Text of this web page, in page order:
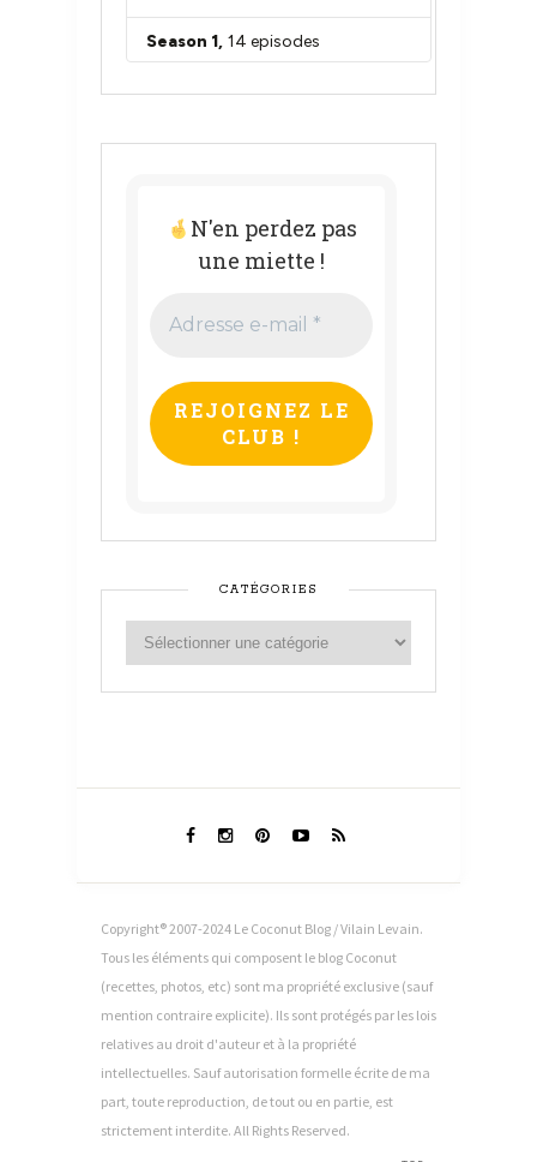
N'en perdez pas
une miette !
e-
*
CATÉGORIES
Copyright® 2007-2024 Le Coconut Blog / Vilain Levain.
Tous les éléments qui composent le blog Coconut
(recettes, photos, etc) sont ma propriété exclusive (sauf
mention contraire explicite). Ils sont protégés par les lois
relatives au droit d'auteur et à la propriété
intellectuelles. Sauf autorisation formelle écrite de ma
part, toute reproduction, de tout ou en partie, est
strictement interdite. All Rights Reserved.